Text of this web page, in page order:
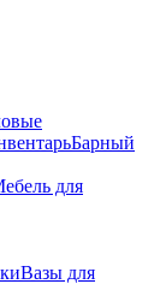
Барный
для
Вазы для